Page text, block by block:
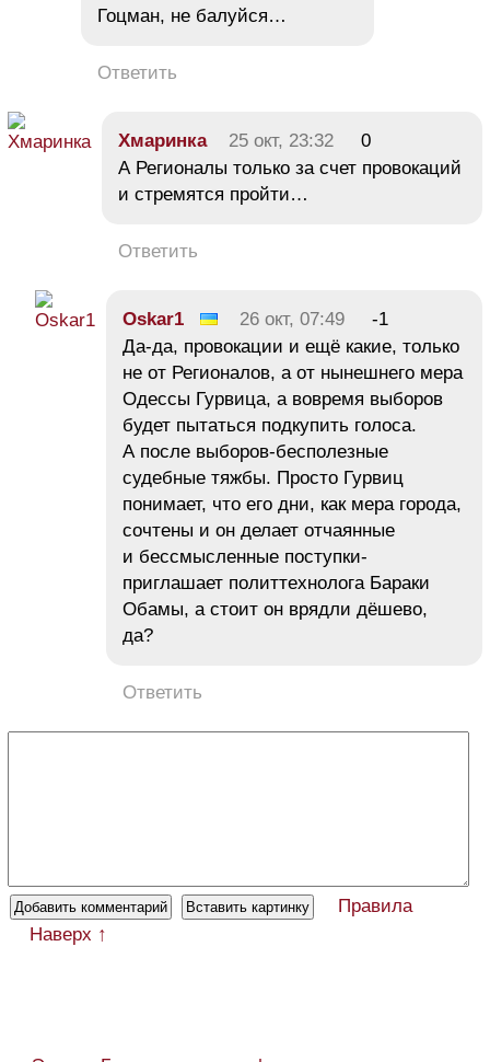
Гоцман, не балуйся…
Ответить
Хмаринка 25 окт, 23:32
0
А Регионалы только за счет провокаций
и стремятся пройти…
Ответить
Oskar1 26 окт, 07:49
-1
Да-да, провокации и ещё какие, только
не от Регионалов, а от нынешнего мера
Одессы Гурвица, а вовремя выборов
будет пытаться подкупить голоса.
А после выборов-бесполезные
судебные тяжбы. Просто Гурвиц
понимает, что его дни, как мера города,
сочтены и он делает отчаянные
и бессмысленные поступки-
приглашает политтехнолога Бараки
Обамы, а стоит он врядли дёшево,
да?
Ответить
Правила
Наверх ↑